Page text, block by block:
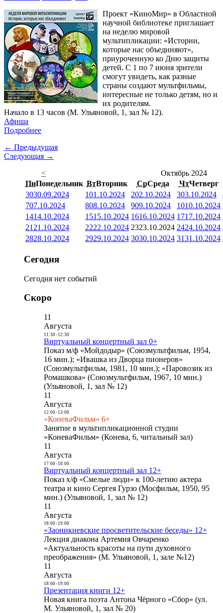
Проект «КиноМир» в Областной
научной библиотеке приглашает
на неделю мировой
мультипликации: «Истории,
которые нас объединяют»,
приуроченную ко Дню защиты
детей. С 1 по 7 июня зрители
смогут увидеть, как разные
страны создают мультфильмы,
интересные не только детям, но и
их родителям.
Начало в 13 часов (М. Ульяновой, 1, зал № 12).
Афиша
Подробнее
← Предыдущая
Следующая →
<
Октябрь 2024
ПнПонедельник ВтВторник СрСреда ЧтЧетверг
3030.09.2024 101.10.2024 202.10.2024 303.10.2024
707.10.2024 808.10.2024 909.10.2024 1010.10.2024
1414.10.2024 1515.10.2024 1616.10.2024 1717.10.2024
21 21.10.2024 2222.10.2024 2323.10.2024 2424.10.2024
2828.10.2024 2929.10.2024 3030.10.2024 3131.10.2024
Сегодня
Сегодня нет событий
Скоро
11
Августа
11:30- 12:30
Виртуальный концертный зал 0+
Показ м/ф «Мойдодыр» (Союзмультфильм, 1954,
16 мин.); «Ивашка из Дворца пионеров»
(Союзмультфильм, 1981, 10 мин.); «Паровозик из
Ромашкова» (Союзмультфильм, 1967, 10 мин.)
(Ульяновой, 1, зал № 12)
11
Августа
12:00- 13:00
«КоневаФильм» 6+
Занятие в мультипликационной студии
«КоневаФильм» (Конева, 6, читальный зал)
11
Августа
17:00- 18:00
Виртуальный концертный зал 12+
Показ х/ф «Смелые люди» к 100-летию актера
театра и кино Сергея Гурзо (Мосфильм, 1950, 95
мин.) (Ульяновой, 1, зал № 12)
11
Августа
18:00- 19:00
«Заоникиевские просветительские беседы» 12+
Лекция диакона Артемия Овчаренко
«Актуальность красоты на пути духовного
преображения» (М. Ульяновой, 1, зале №12)
11
Августа
18:00- 19:00
Презентация книги 12+
Новая книга поэта Антона Чёрного «Сбор» (ул.
М. Ульяновой, 1, зал № 20)